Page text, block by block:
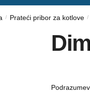
/ Prateći pribor za kotlove /